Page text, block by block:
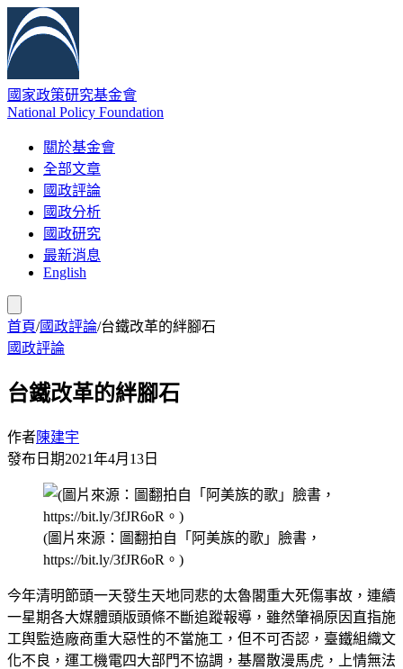
國家政策研究基金會
National Policy Foundation
關於基金會
全部文章
國政評論
國政分析
國政研究
最新消息
English
首頁/國政評論/台鐵改革的絆腳石
國政評論
台鐵改革的絆腳石
作者陳建宇
發布日期2021年4月13日
(圖片來源：圖翻拍自「阿美族的歌」臉書，
https://bit.ly/3fJR6oR。)
今年清明節頭一天發生天地同悲的太魯閣重大死傷事故，連續
一星期各大媒體頭版頭條不斷追蹤報導，雖然肇禍原因直指施
工舆監造廠商重大惡性的不當施工，但不可否認，臺鐵組織文
化不良，運工機電四大部門不協調，基層散漫馬虎，上情無法